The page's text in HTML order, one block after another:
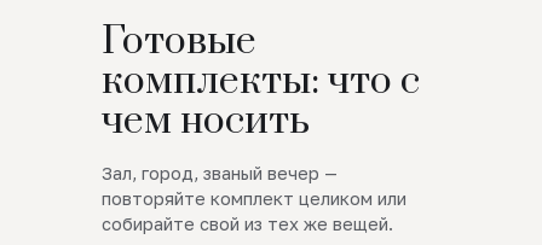
Готовые
комплекты: что с
чем носить
Зал, город, званый вечер —
повторяйте комплект целиком или
собирайте свой из тех же вещей.